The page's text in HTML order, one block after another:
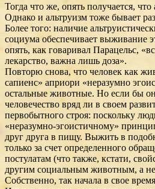
Тогда что же, опять получается,
Однако и альтруизм тоже бывает
Более того: наличие
социума обеспечивает выживание
опять, как говаривал Парацельс,
лекарство, важна лишь доза».
Повторю снова, что человек как
сапиенс» априори «неразумно
остальные животные. Но если бы он
человечество вряд ли в своем
первобытного строя: поскольку
«неразумно-эгоистичному»
друг друга в пищу. Выжить в
только за счет определенного
постулатам (что также, кстати,
другим социальным животным, а не
Собственно, так начала в свое